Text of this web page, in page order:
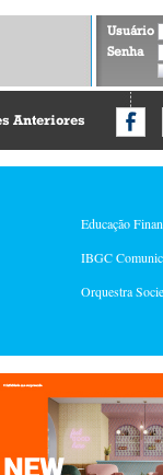
Usuário
Senha
Anteriores
Educação
IBGC
Orquestra